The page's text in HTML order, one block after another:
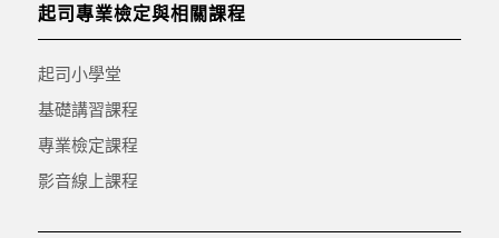
起司專業檢定與相關課程
起司小學堂
基礎講習課程
專業檢定課程
影音線上課程